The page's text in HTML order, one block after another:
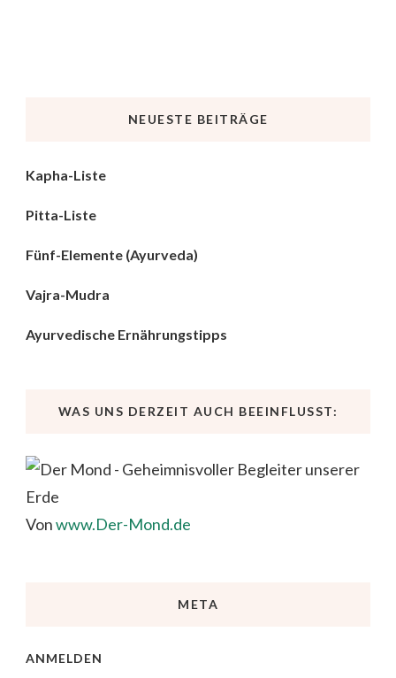
NEUESTE BEITRÄGE
Kapha-Liste
Pitta-Liste
Fünf-Elemente (Ayurveda)
Vajra-Mudra
Ayurvedische Ernährungstipps
WAS UNS DERZEIT AUCH BEEINFLUSST:
Vonwww.Der-Mond.de
META
ANMELDEN